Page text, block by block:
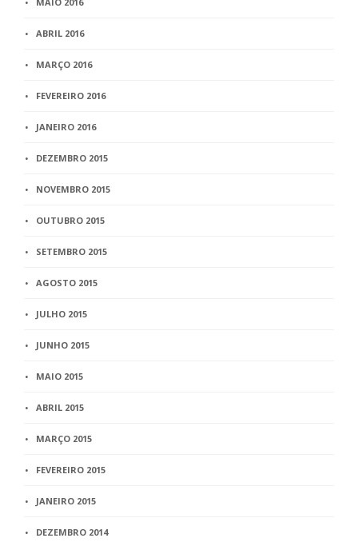
ABRIL 2016
MARÇO 2016
FEVEREIRO 2016
JANEIRO 2016
DEZEMBRO 2015
NOVEMBRO 2015
OUTUBRO 2015
SETEMBRO 2015
AGOSTO 2015
JULHO 2015
JUNHO 2015
MAIO 2015
ABRIL 2015
MARÇO 2015
FEVEREIRO 2015
JANEIRO 2015
DEZEMBRO 2014